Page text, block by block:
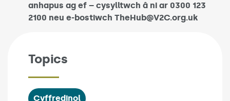
anhapus ag ef – cysylltwch â ni ar 0300 123
2100 neu e-bostiwch TheHub@V2C.org.uk
Topics
Cyffredinol